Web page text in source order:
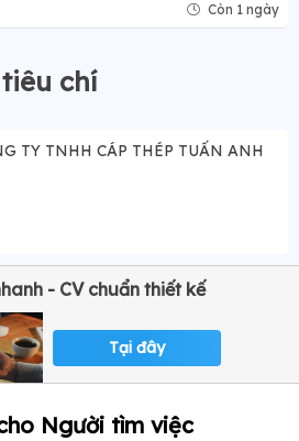
Còn 1 ngày
chí
TY TNHH CÁP THÉP TUẤN ANH
- CV chuẩn thiết kế
Tại đây
Người tìm việc